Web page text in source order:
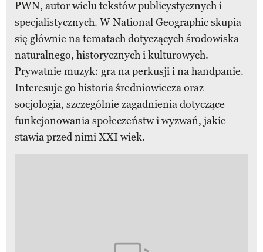
PWN, autor wielu tekstów publicystycznych i
specjalistycznych. W National Geographic skupia
się głównie na tematach dotyczących środowiska
naturalnego, historycznych i kulturowych.
Prywatnie muzyk: gra na perkusji i na handpanie.
Interesuje go historia średniowiecza oraz
socjologia, szczególnie zagadnienia dotyczące
funkcjonowania społeczeństw i wyzwań, jakie
stawia przed nimi XXI wiek.